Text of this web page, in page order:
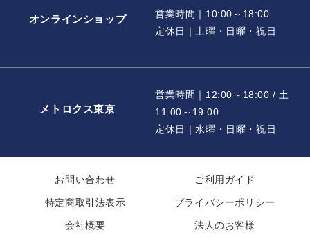
オンラインショップ
営業時間｜10:00～18:00
定休日｜土曜・日曜・祝日
メトロクス東京
営業時間｜12:00～18:00 / 土
11:00～19:00
定休日｜水曜・日曜・祝日
お問い合わせ ご利用ガイド
特定商取引法表示 プライバシーポリシー
会社概要 法人のお客様